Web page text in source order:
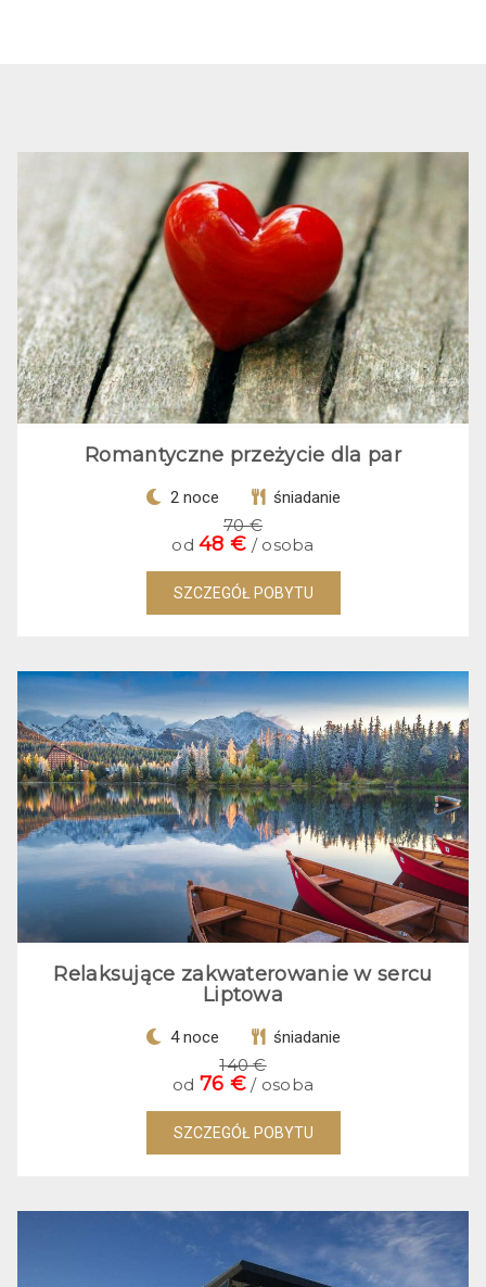
Romantyczne przeżycie dla par
2 noce śniadanie
70 €
od48 € / osoba
SZCZEGÓŁ POBYTU
Relaksujące zakwaterowanie w sercu
Liptowa
4 noce śniadanie
140 €
od 76 €/ osoba
SZCZEGÓŁ POBYTU